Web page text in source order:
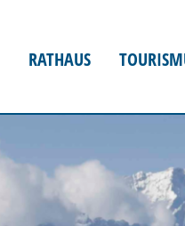
RATHAUS